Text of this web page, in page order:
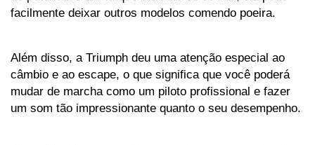
facilmente deixar outros modelos comendo poeira.
Além disso, a Triumph deu uma atenção especial ao
câmbio e ao escape, o que significa que você poderá
mudar de marcha como um piloto profissional e fazer
um som tão impressionante quanto o seu desempenho.